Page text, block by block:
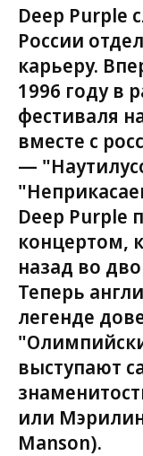
Deep Purple
России
карьеру.
1996 году в
фестиваля
вместе с
—
Deep Purple
концертом,
назад во
Теперь
легенде
выступают
или
Manson).